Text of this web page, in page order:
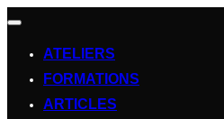
Afficher/masquer
navigationATELIERS
FORMATIONS
ARTICLES